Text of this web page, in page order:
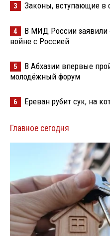
3 Законы, вступающие в
4
В МИД России заявили
войне с Россией
5
В Абхазии впервые
молодёжный форум
6 Ереван рубит сук, на
Главное сегодня